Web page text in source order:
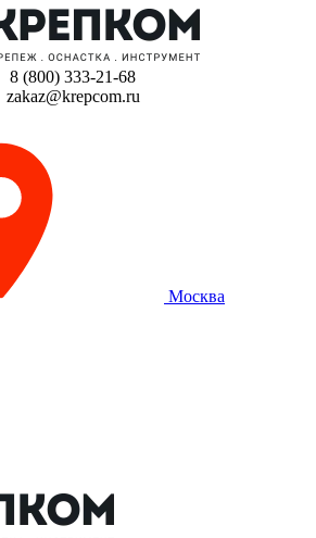
8 (800) 333-21-68
zakaz@krepcom.ru
Москва